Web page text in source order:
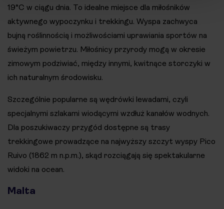
19°C w ciągu dnia. To idealne miejsce dla miłośników
aktywnego wypoczynku i trekkingu. Wyspa zachwyca
bujną roślinnością i możliwościami uprawiania sportów na
świeżym powietrzu. Miłośnicy przyrody mogą w okresie
zimowym podziwiać, między innymi, kwitnące storczyki w
ich naturalnym środowisku.
Szczególnie popularne są wędrówki lewadami, czyli
specjalnymi szlakami wiodącymi wzdłuż kanałów wodnych.
Dla poszukiwaczy przygód dostępne są trasy
trekkingowe prowadzące na najwyższy szczyt wyspy Pico
Ruivo (1862 m n.p.m.), skąd rozciągają się spektakularne
widoki na ocean.
Malta